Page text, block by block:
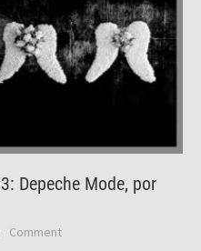
Depeche Mode, por
Comment